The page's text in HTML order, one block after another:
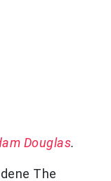
Douglas.
The